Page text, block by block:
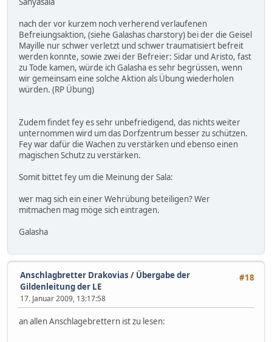
nach der vor kurzem noch verherend verlaufenen
Befreiungsaktion, (siehe Galashas charstory) bei der die Geisel
Mayille nur schwer verletzt und schwer traumatisiert befreit
werden konnte, sowie zwei der Befreier: Sidar und Aristo, fast
zu Tode kamen, würde ich Galasha es sehr begrüssen, wenn
wir gemeinsam eine solche Aktion als Übung wiederholen
würden. (RP Übung)
Zudem findet fey es sehr unbefriedigend, das nichts weiter
unternommen wird um das Dorfzentrum besser zu schützen.
Fey war dafür die Wachen zu verstärken und ebenso einen
magischen Schutz zu verstärken.
Somit bittet fey um die Meinung der Sala:
wer mag sich ein einer Wehrübung beteiligen? Wer
mitmachen mag möge sich eintragen.
Galasha
#18
Anschlagbretter Drakovias / Übergabe der
Gildenleitung der LE
17. Januar 2009, 13:17:58
an allen Anschlagebrettern ist zu lesen: